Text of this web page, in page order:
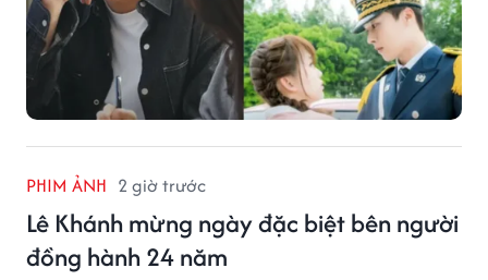
PHIM ẢNH 2 giờ trước
Lê Khánh mừng ngày đặc biệt bên người
đồng hành 24 năm